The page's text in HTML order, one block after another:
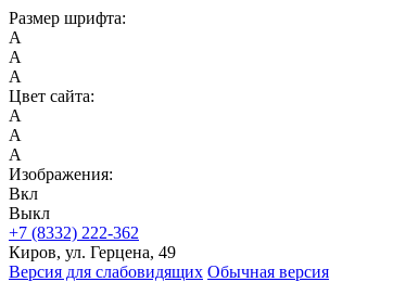
Размер шрифта:
A
A
A
Цвет сайта:
A
A
A
Изображения:
Вкл
Выкл
+7 (8332) 222-362
Киров, ул. Герцена, 49
Версия для слабовидящих Обычная версия